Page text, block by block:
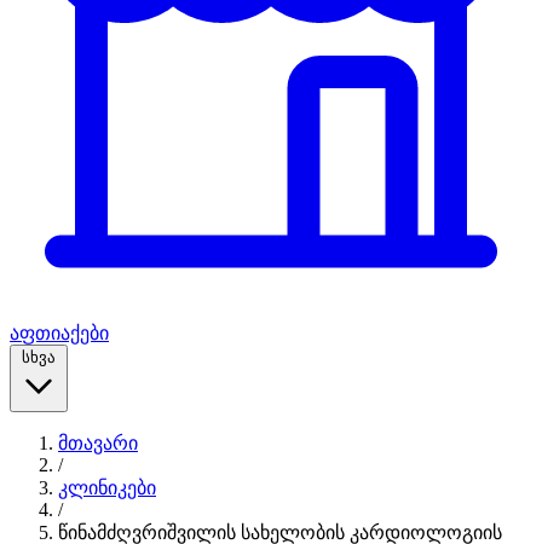
აფთიაქები
სხვა
მთავარი
/
კლინიკები
/
წინამძღვრიშვილის სახელობის კარდიოლოგიის